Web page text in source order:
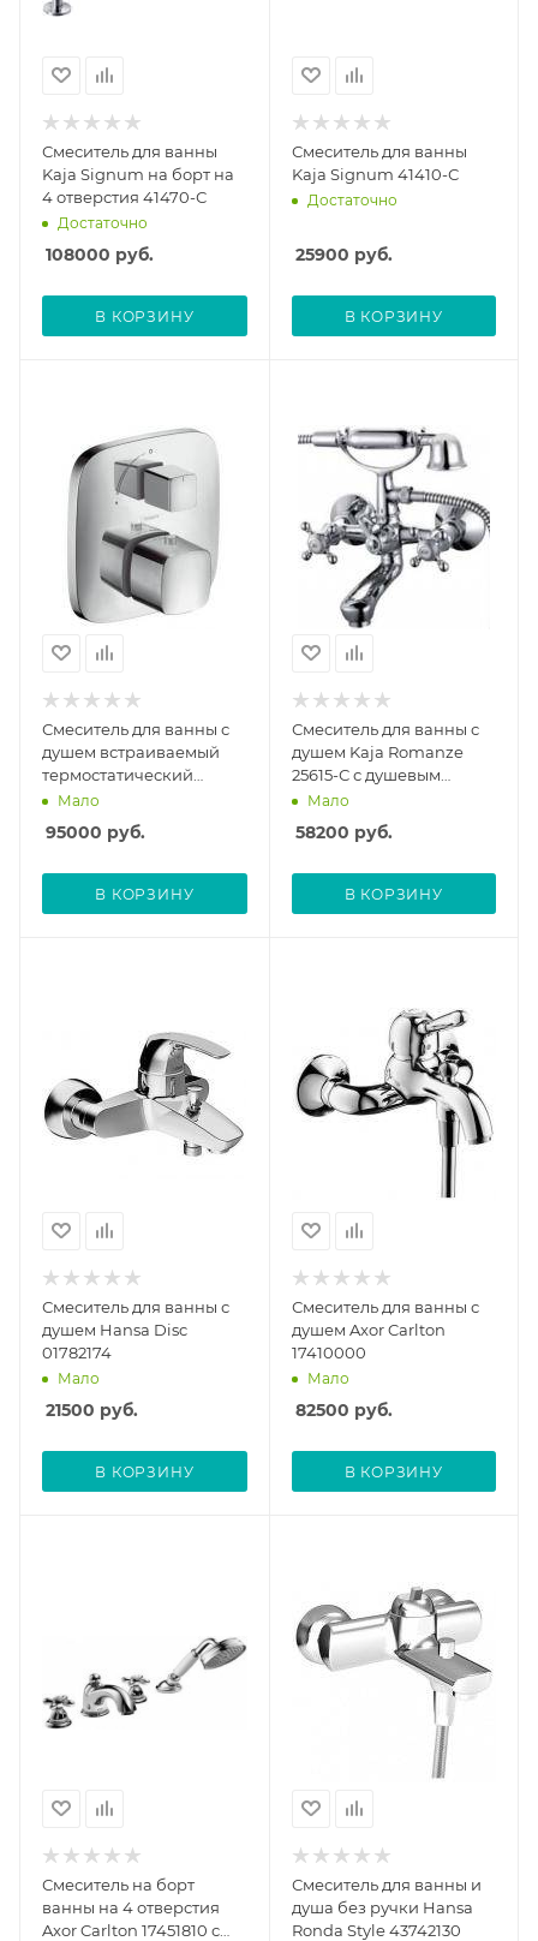
Смеситель для ванны
Kaja Signum на борт на
4 отверстия 41470-С
Достаточно
108000 руб.
В КОРЗИНУ
Смеситель для ванны
Kaja Signum 41410-С
Достаточно
25900 руб.
В КОРЗИНУ
Смеситель для ванны с
душем встраиваемый
термостатический
Hansgrohe PuraVida
15775000 без скрытой
части
Мало
95000 руб.
В КОРЗИНУ
Смеситель для ванны с
душем Kaja Romanze
25615-С с душевым
гарнитуром
Мало
58200 руб.
В КОРЗИНУ
Смеситель для ванны с
душем Hansa Disc
01782174
Мало
21500 руб.
В КОРЗИНУ
Смеситель для ванны с
душем Axor Carlton
17410000
Мало
82500 руб.
В КОРЗИНУ
Смеситель на борт
ванны на 4 отверстия
Axor Carlton 17451810 с
Смеситель для ванны и
душа без ручки Hansa
Ronda Style 43742130